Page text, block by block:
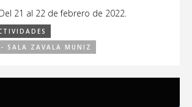
21 al 22 de febrero de 2022.
SALA ZAVALA MUNIZ